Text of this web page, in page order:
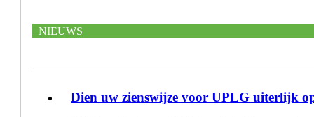
NIEUWS
Dien uw zienswijze voor UPLG uiterlijk